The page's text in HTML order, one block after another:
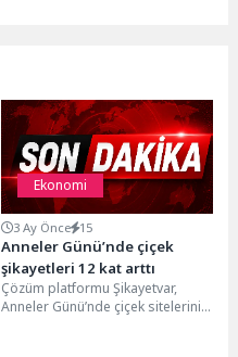
Ekonomi
3 Ay Önce 15
Anneler Günü’nde çiçek
şikayetleri 12 kat arttı
Çözüm platformu Şikayetvar,
Anneler Günü’nde çiçek sitelerinin